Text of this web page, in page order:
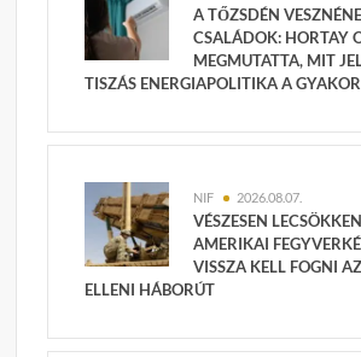
A TŐZSDÉN
CSALÁDOK: HORTAY
MEGMUTATTA, MIT
TISZÁS ENERGIAPOLITIKA A
NIF 2026.08.07.
VÉSZESEN
AMERIKAI
VISSZA KELL FOGNI
ELLENI HÁBORÚT